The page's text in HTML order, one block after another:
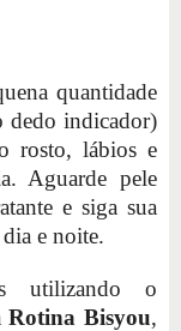
quantidade
dedo indicador)
rosto, lábios e
Aguarde pele
e siga sua
e noite.
utilizando o
Rotina Bisyou,